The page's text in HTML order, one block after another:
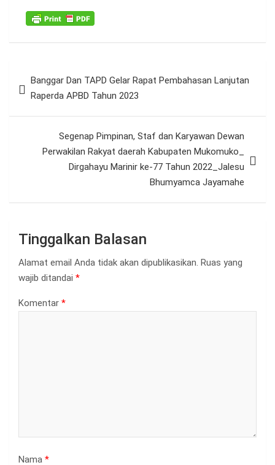
posBanggar Dan TAPD Gelar Rapat Pembahasan Lanjutan
Raperda APBD Tahun 2023
Segenap Pimpinan, Staf dan Karyawan Dewan
Perwakilan Rakyat daerah Kabupaten Mukomuko_
Dirgahayu Marinir ke-77 Tahun 2022_Jalesu
Bhumyamca Jayamahe
Tinggalkan Balasan
Alamat email Anda tidak akan dipublikasikan. Ruas yang
wajib ditandai *
Komentar *
Nama *